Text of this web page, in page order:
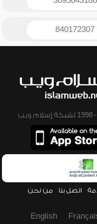
840172307
اتصل بنا من نحن
English